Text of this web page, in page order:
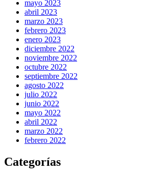
mayo 2023
abril 2023
marzo 2023
febrero 2023
enero 2023
diciembre 2022
noviembre 2022
octubre 2022
septiembre 2022
agosto 2022
julio 2022
junio 2022
mayo 2022
abril 2022
marzo 2022
febrero 2022
Categorías